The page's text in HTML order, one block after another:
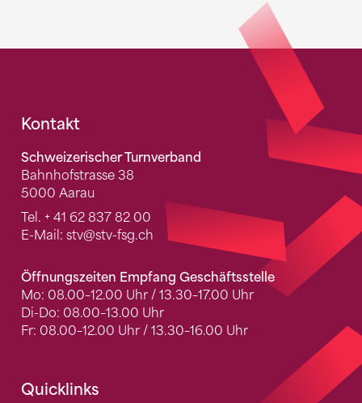
Fusszeile
Kontakt
Schweizerischer Turnverband
Bahnhofstrasse 38
5000 Aarau
Tel. + 41 62 837 82 00
E-Mail: stv@stv-fsg.ch
Öffnungszeiten Empfang Geschäftsstelle
Mo: 08.00–12.00 Uhr / 13.30–17.00 Uhr
Di-Do: 08.00–13.00 Uhr
Fr: 08.00–12.00 Uhr / 13.30–16.00 Uhr
Quicklinks